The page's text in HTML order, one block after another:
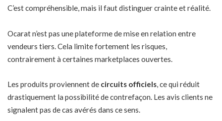
C’est compréhensible, mais il faut distinguer crainte et réalité.
Ocarat n’est pas une plateforme de mise en relation entre
vendeurs tiers. Cela limite fortement les risques,
contrairement à certaines marketplaces ouvertes.
Les produits proviennent de circuits officiels, ce qui réduit
drastiquement la possibilité de contrefaçon. Les avis clients ne
signalent pas de cas avérés dans ce sens.